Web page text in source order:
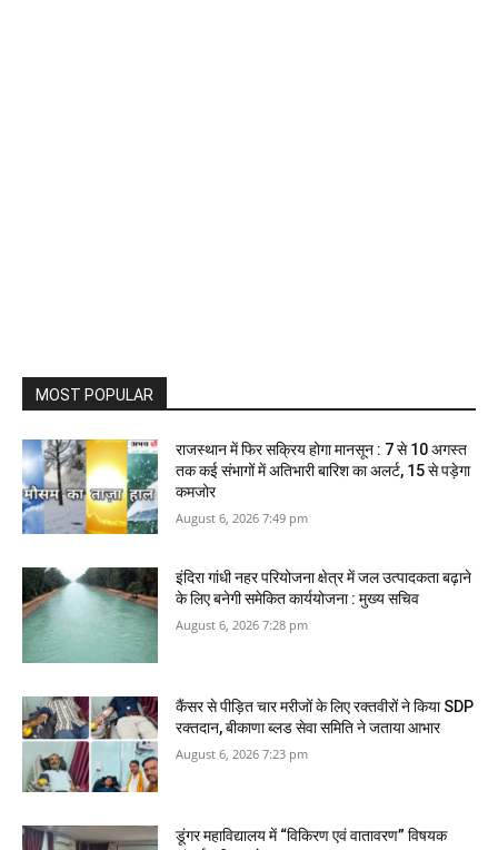
MOST POPULAR
राजस्थान में फिर सक्रिय होगा मानसून : 7 से 10 अगस्त
तक कई संभागों में अतिभारी बारिश का अलर्ट, 15 से पड़ेगा
कमजोर
August 6, 2026 7:49 pm
इंदिरा गांधी नहर परियोजना क्षेत्र में जल उत्पादकता बढ़ाने
के लिए बनेगी समेकित कार्ययोजना : मुख्य सचिव
August 6, 2026 7:28 pm
कैंसर से पीड़ित चार मरीजों के लिए रक्तवीरों ने किया SDP
रक्तदान, बीकाणा ब्लड सेवा समिति ने जताया आभार
August 6, 2026 7:23 pm
डूंगर महाविद्यालय में “विकिरण एवं वातावरण” विषयक